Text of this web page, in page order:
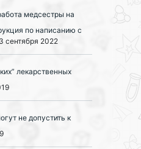
медсестры на
по написанию с
сентября 2022
лекарственных
не допустить к